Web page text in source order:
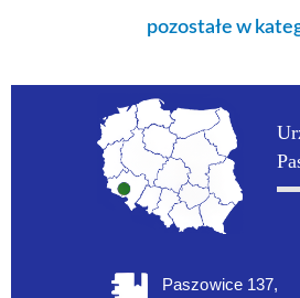
pozostałe w
Paszowice 137,